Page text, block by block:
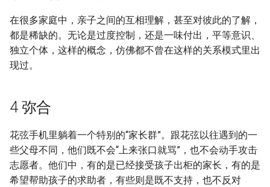
在很多家庭中，亲子之间的互相理解，甚至对彼此的了解，
都是稀缺的。无论是过度控制，还是一味付出，平等意识、
独立个体，这样的概念，仿佛都不曾在这样的关系模式里出
现过。
4 弥合
花弦手机里躺着一个特别的“家长群”。跟花弦以往遇到的一
些父母不同，他们既不会“上来张口就骂”，也不会动手攻击
志愿者。他们中，有的是已经接受孩子出柜的家长，有的是
希望帮助孩子的求助者，有些则是既不支持，也不反对